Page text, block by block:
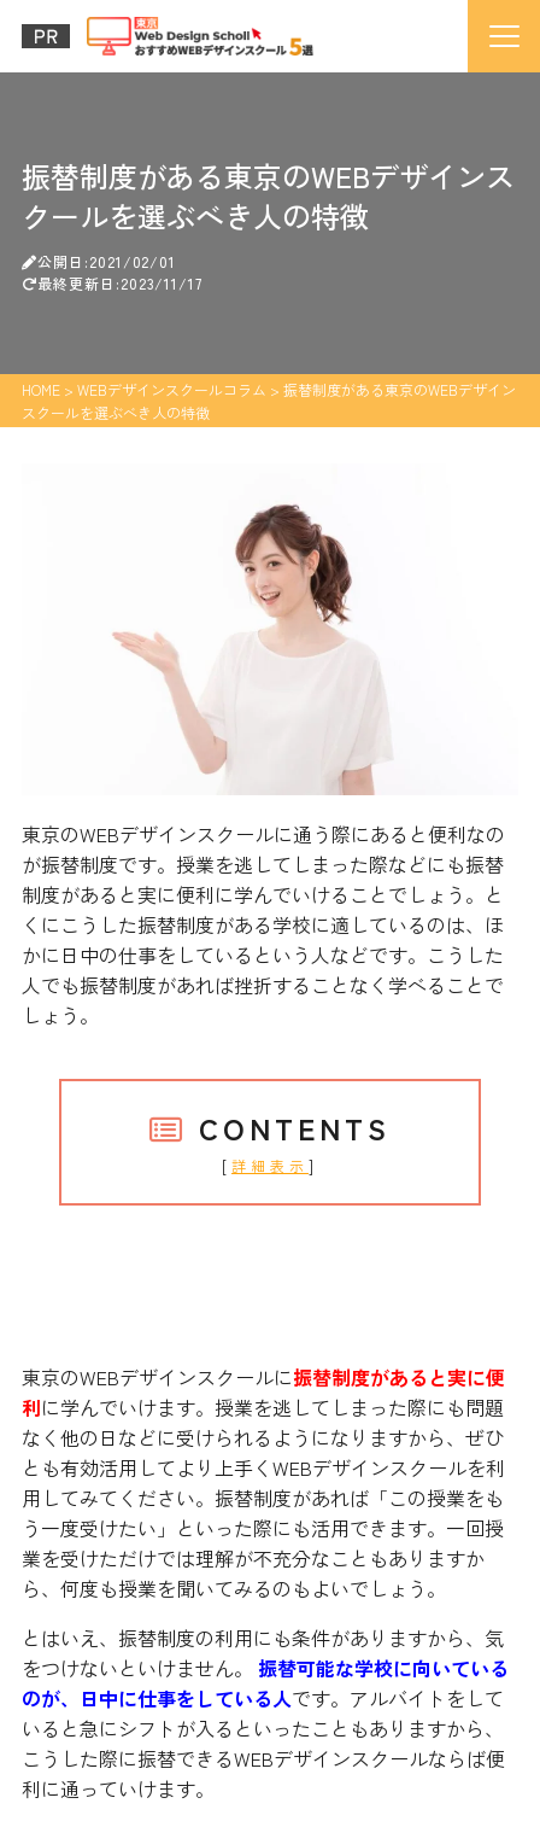
振替制度がある東京のWEBデザインス
クールを選ぶべき人の特徴
公開日:2021/02/01
最終更新日:2023/11/17
HOME> WEBデザインスクールコラム > 振替制度がある東京のWEBデザイン
スクールを選ぶべき人の特徴
東京のWEBデザインスクールに通う際にあると便利なの
が振替制度です。授業を逃してしまった際などにも振替
制度があると実に便利に学んでいけることでしょう。と
くにこうした振替制度がある学校に適しているのは、ほ
かに日中の仕事をしているという人などです。こうした
人でも振替制度があれば挫折することなく学べることで
しょう。
CONTENTS
[ 詳細表示 ]
東京のWEBデザインスクールに振替制度があると実に便
利に学んでいけます。授業を逃してしまった際にも問題
なく他の日などに受けられるようになりますから、ぜひ
とも有効活用してより上手くWEBデザインスクールを利
用してみてください。振替制度があれば「この授業をも
う一度受けたい」といった際にも活用できます。一回授
業を受けただけでは理解が不充分なこともありますか
ら、何度も授業を聞いてみるのもよいでしょう。
とはいえ、振替制度の利用にも条件がありますから、気
をつけないといけません。 振替可能な学校に向いている
のが、 日中に仕事をしている人です。アルバイトをして
いると急にシフトが入るといったこともありますから、
こうした際に振替できるWEBデザインスクールならば便
利に通っていけます。